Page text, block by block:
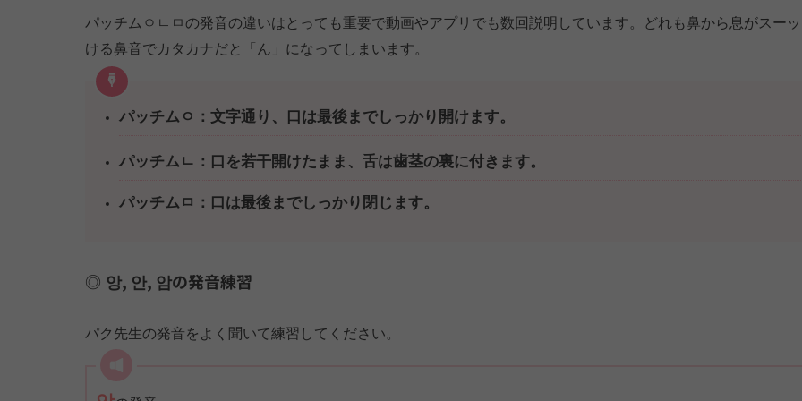
パッチムㅇㄴㅁの発音の違いはとっても重要で動画やアプリでも数回説明しています。どれも鼻から息がスー
ける鼻音でカタカナだと「ん」になってしまいます。
パッチムㅇ：文字通り、口は最後までしっかり開けます。
パッチムㄴ：口を若干開けたまま、舌は歯茎の裏に付きます。
パッチムㅁ：口は最後までしっかり閉じます。
앙, 안, 암の発音練習
パク先生の発音をよく聞いて練習してください。